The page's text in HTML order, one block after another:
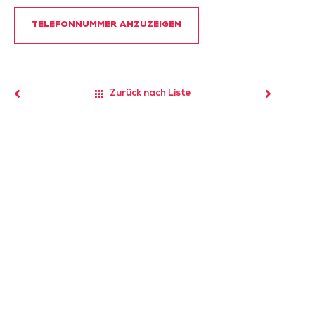
TELEFONNUMMER ANZUZEIGEN
Zurück nach Liste